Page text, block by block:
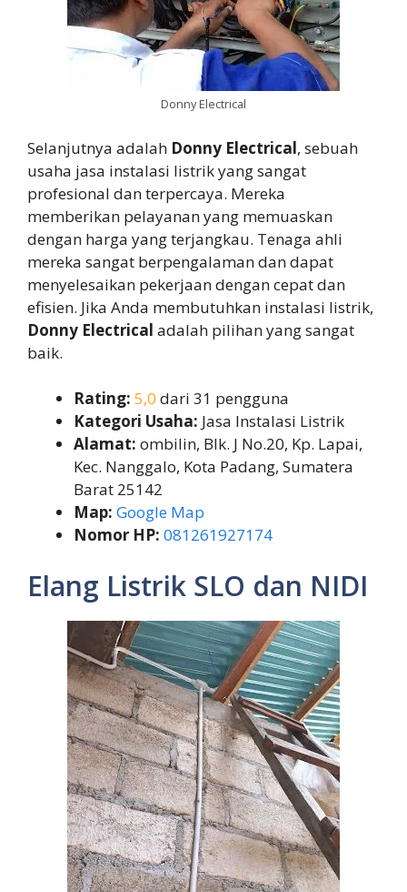
Donny Electrical
Selanjutnya adalah Donny Electrical, sebuah
usaha jasa instalasi listrik yang sangat
profesional dan terpercaya. Mereka
memberikan pelayanan yang memuaskan
dengan harga yang terjangkau. Tenaga ahli
mereka sangat berpengalaman dan dapat
menyelesaikan pekerjaan dengan cepat dan
efisien. Jika Anda membutuhkan instalasi listrik,
Donny Electrical adalah pilihan yang sangat
baik.
Rating: 5,0 dari 31 pengguna
Kategori Usaha: Jasa Instalasi Listrik
Alamat: ombilin, Blk. J No.20, Kp. Lapai,
Kec. Nanggalo, Kota Padang, Sumatera
Barat 25142
Map: Google Map
Nomor HP: 081261927174
Elang Listrik SLO dan NIDI